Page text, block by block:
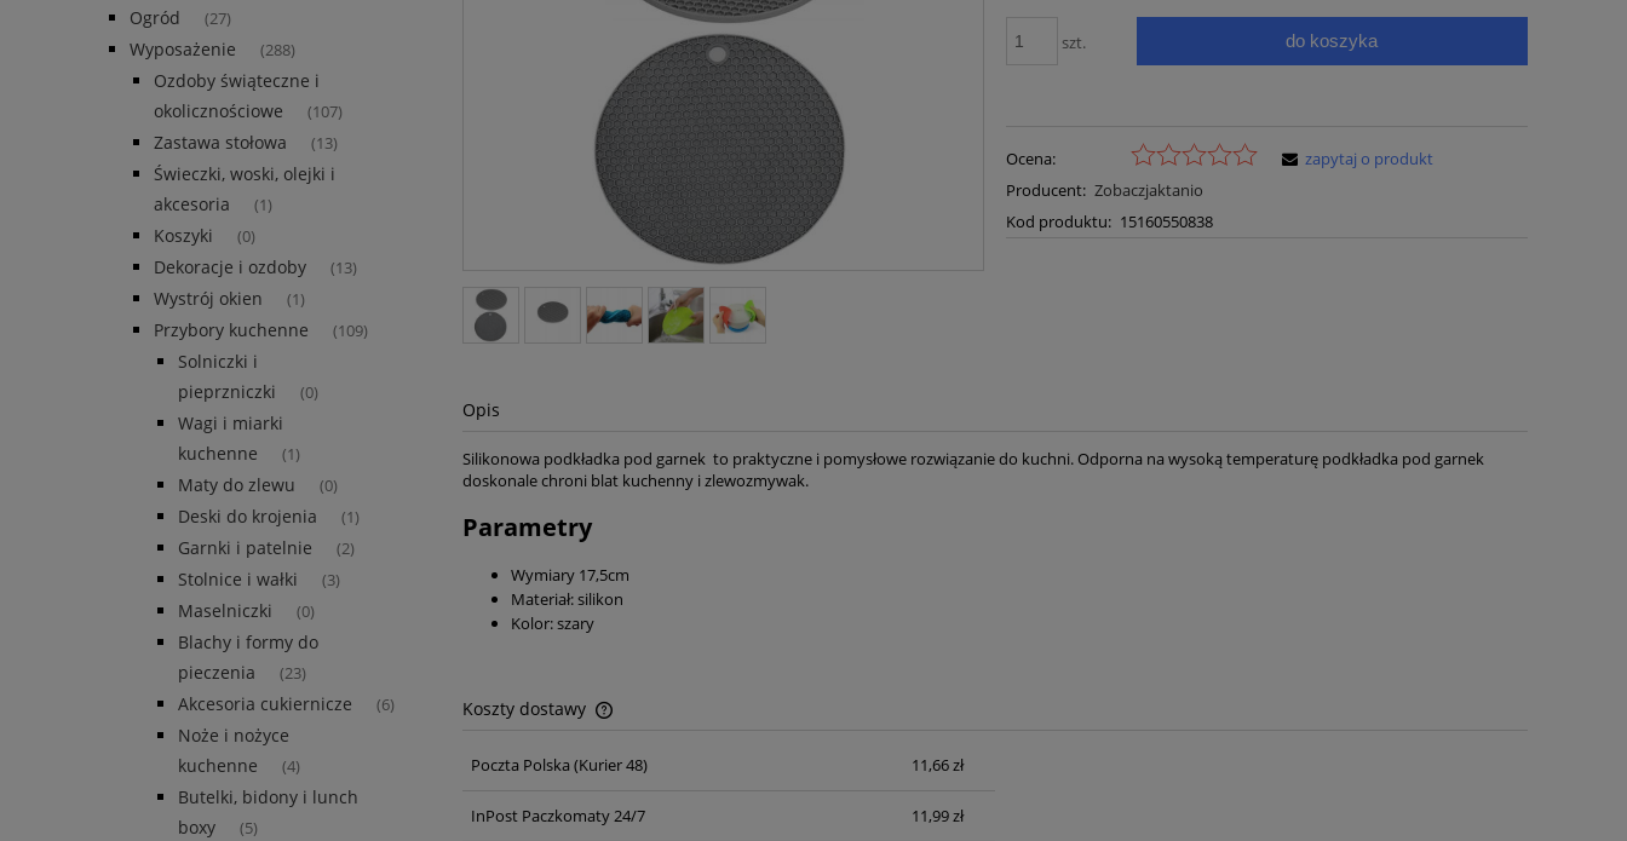
Ogród (27)
Wyposażenie (288)
Ozdoby świąteczne i
okolicznościowe
(107)
Zastawa stołowa (13)
Świeczki, woski, olejki i
akcesoria
(1)
Koszyki (0)
Dekoracje i ozdoby (13)
Wystrój okien (1)
Przybory kuchenne (109)
Solniczki i
pieprzniczki
(0)
Wagi i miarki
kuchenne
(1)
Maty do zlewu (0)
Deski do krojenia (1)
Garnki i patelnie (2)
Stolnice i wałki (3)
Maselniczki (0)
Blachy i formy do
pieczenia
(23)
Akcesoria cukiernicze (6)
Noże i nożyce
kuchenne
(4)
Butelki, bidony i lunch
boxy
(5)
szt. do koszyka
Ocena:
Producent: Zobaczjaktanio
Kod produktu: 15160550838
zapytaj o produkt
Opis
Silikonowa podkładka pod garnek to praktyczne i pomysłowe rozwiązanie do kuchni. Odporna na wysoką temperaturę podkładka pod garnek
doskonale chroni blat kuchenny i zlewozmywak.
Parametry
Wymiary 17,5cm
Materiał: silikon
Kolor: szary
Koszty dostawy
Cena nie zawiera ewentualnych kosztów
Poczta Polska (Kurier 48) 11,66 zł
InPost Paczkomaty 24/7 11,99 zł